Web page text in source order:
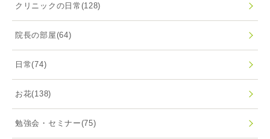
クリニックの日常(128)
院長の部屋(64)
日常(74)
お花(138)
勉強会・セミナー(75)